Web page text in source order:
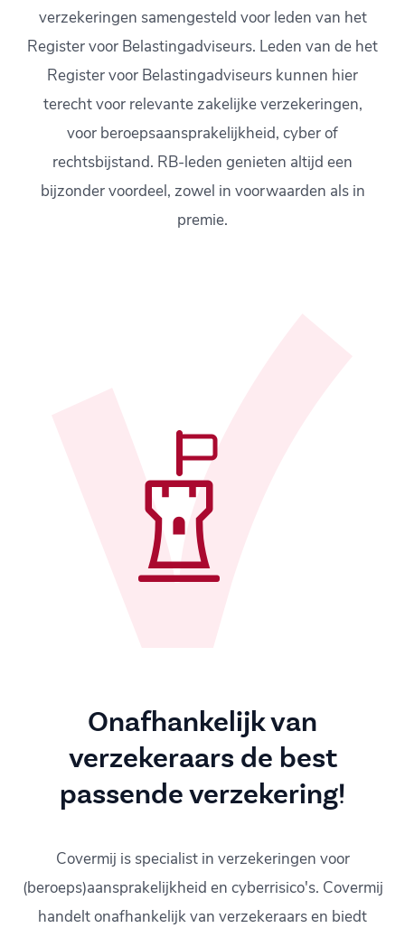
verzekeringen samengesteld voor leden van het
Register voor Belastingadviseurs. Leden van de het
Register voor Belastingadviseurs kunnen hier
terecht voor relevante zakelijke verzekeringen,
voor beroepsaansprakelijkheid, cyber of
rechtsbijstand. RB-leden genieten altijd een
bijzonder voordeel, zowel in voorwaarden als in
premie.
Onafhankelijk van
verzekeraars de best
passende verzekering!
Covermij is specialist in verzekeringen voor
(beroeps)aansprakelijkheid en cyberrisico's. Covermij
handelt onafhankelijk van verzekeraars en biedt